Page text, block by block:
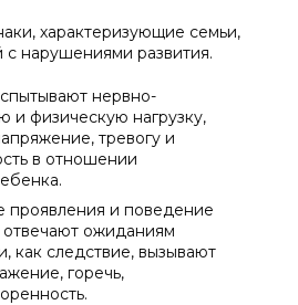
характеризующие семьи,
нарушениями развития.
нервно-
и физическую нагрузку,
тревогу и
в отношении
проявления и поведение
ожиданиям
как следствие, вызывают
горечь,